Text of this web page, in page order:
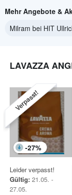
Mehr Angebote &
Milram bei HIT
LAVAZZA
Verpasst!
-27%
Leider verpasst!
Gültig: 21.05. -
27.05.